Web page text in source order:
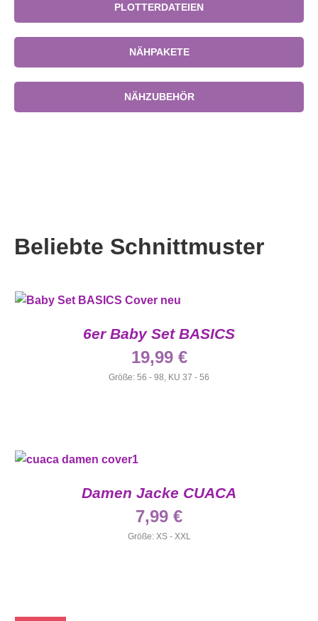
PLOTTERDATEIEN
NÄHPAKETE
NÄHZUBEHÖR
Beliebte Schnittmuster
6er Baby Set BASICS
19,99 €
Größe: 56 - 98, KU 37 - 56
Damen Jacke CUACA
7,99 €
Größe: XS - XXL